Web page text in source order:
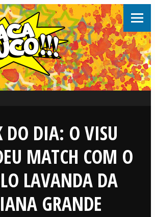
DO DIA: O VISU
MATCH COM O
LAVANDA DA
GRANDE